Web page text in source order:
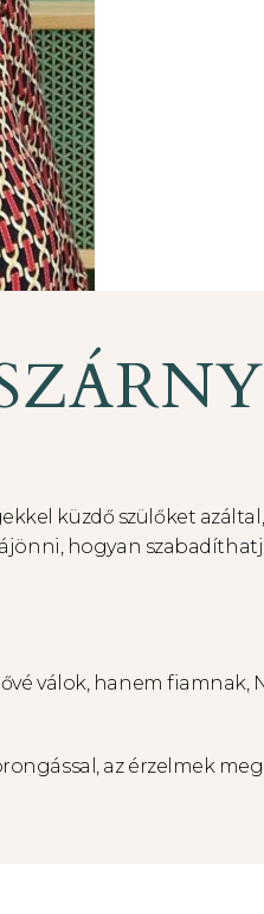
küzdő szülőket
hogyan
válok, hanem fiamnak,
az érzelmek